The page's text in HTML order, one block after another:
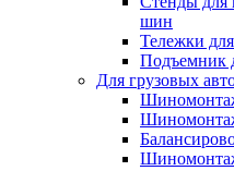
шин
Тележки
Подъемник
Для грузовых